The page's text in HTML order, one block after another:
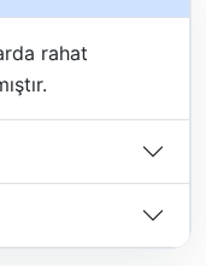
rahat